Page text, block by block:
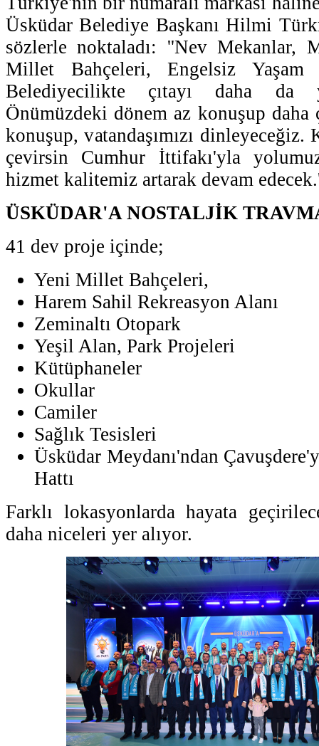
Üsküdar Belediye Başkanı Hilmi
sözlerle noktaladı: ''Nev Mekanlar,
Millet Bahçeleri, Engelsiz Yaşam
Belediyecilikte çıtayı daha da
Önümüzdeki dönem az konuşup daha
konuşup, vatandaşımızı
çevirsin Cumhur İttifakı'yla
hizmet kalitemiz artarak devam
ÜSKÜDAR'A NOSTALJİK
41 dev proje içinde;
Yeni Millet Bahçeleri,
Harem Sahil Rekreasyon Alanı
Zeminaltı Otopark
Yeşil Alan, Park Projeleri
Kütüphaneler
Okullar
Camiler
Sağlık Tesisleri
Üsküdar Meydanı'ndan
Hattı
Farklı lokasyonlarda hayata
daha niceleri yer alıyor.